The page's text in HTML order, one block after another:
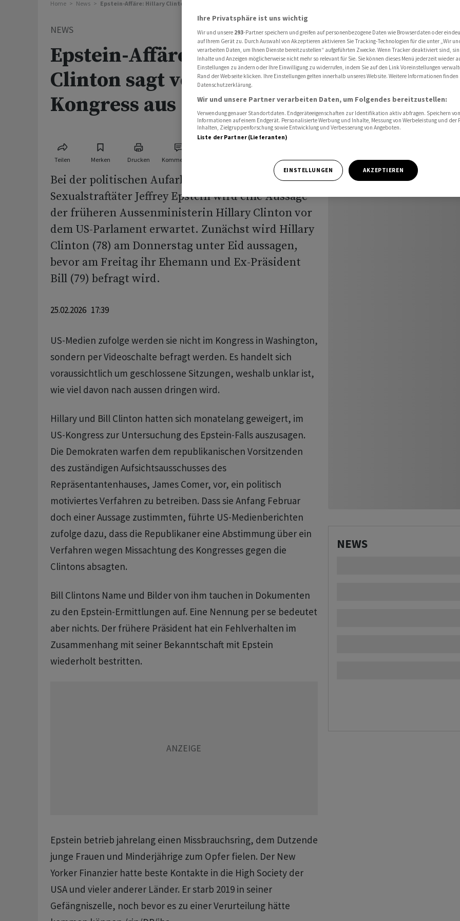
Home News Epstein-Affäre: Hillary Clinton sagt vor US-Kongress aus
NEWS
Epstein-Affäre: Hillary
Clinton sagt vor US-
Kongress aus
Teilen Merken Drucken Kommentare
Bei der politischen Aufarbeitung des Skandals um
Sexualstraftäter Jeffrey Epstein wird eine Aussage
der früheren Aussenministerin Hillary Clinton vor
dem US-Parlament erwartet. Zunächst wird Hillary
Clinton (78) am Donnerstag unter Eid aussagen,
bevor am Freitag ihr Ehemann und Ex-Präsident
Bill (79) befragt wird.
25.02.2026 17:39
US-Medien zufolge werden sie nicht im Kongress in Washington,
sondern per Videoschalte befragt werden. Es handelt sich
voraussichtlich um geschlossene Sitzungen, weshalb unklar ist,
wie viel davon nach aussen dringen wird.
Hillary und Bill Clinton hatten sich monatelang geweigert, im
US-Kongress zur Untersuchung des Epstein-Falls auszusagen.
Die Demokraten warfen dem republikanischen Vorsitzenden
des zuständigen Aufsichtsausschusses des
Repräsentantenhauses, James Comer, vor, ein politisch
motiviertes Verfahren zu betreiben. Dass sie Anfang Februar
doch einer Aussage zustimmten, führte US-Medienberichten
zufolge dazu, dass die Republikaner eine Abstimmung über ein
Verfahren wegen Missachtung des Kongresses gegen die
Clintons absagten.
Bill Clintons Name und Bilder von ihm tauchen in Dokumenten
zu den Epstein-Ermittlungen auf. Eine Nennung per se bedeutet
aber nichts. Der frühere Präsident hat ein Fehlverhalten im
Zusammenhang mit seiner Bekanntschaft mit Epstein
wiederholt bestritten.
Epstein betrieb jahrelang einen Missbrauchsring, dem Dutzende
junge Frauen und Minderjährige zum Opfer fielen. Der New
Yorker Finanzier hatte beste Kontakte in die High Society der
USA und vieler anderer Länder. Er starb 2019 in seiner
Gefängniszelle, noch bevor es zu einer Verurteilung hätte
NEWS
Ihre Privatsphäre ist uns wichtig
Wir und unsere 293-Partner speichern und greifen auf personenbezogene Daten wie Browserdaten oder
auf Ihrem Gerät zu. Durch Auswahl von Akzeptieren aktivieren Sie Tracking-Technologien für die unter „Wir
verarbeiten Daten, um Ihnen Dienste bereitzustellen“ aufgeführten Zwecke. Wenn Tracker deaktiviert sind,
Inhalte und Anzeigen möglicherweise nicht mehr so relevant für Sie. Sie können dieses Menü jederzeit wieder
Einstellungen zu ändern oder Ihre Einwilligung zu widerrufen, indem Sie auf den Link Voreinstellungen
Rand der Webseite klicken. Ihre Einstellungen gelten innerhalb unseres Website. Weitere Informationen finden
Datenschutzerklärung.
Wir und unsere Partner verarbeiten Daten, um Folgendes bereitzustellen:
Verwendung genauer Standortdaten. Endgeräteeigenschaften zur Identifikation aktiv abfragen. Speichern
Informationen auf einem Endgerät. Personalisierte Werbung und Inhalte, Messung von Werbeleistung und der
Inhalten, Zielgruppenforschung sowie Entwicklung und Verbesserung von Angeboten.
Liste der Partner (Lieferanten)
EINSTELLUNGEN AKZEPTIEREN